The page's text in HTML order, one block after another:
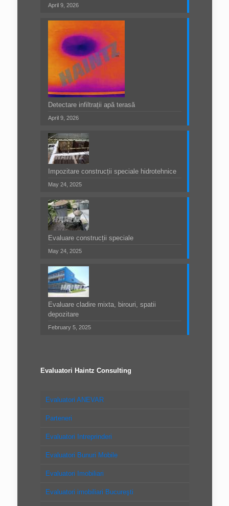
April 9, 2026
Detectare infiltrații apă terasă
April 9, 2026
Impozitare construcții speciale hidrotehnice
May 24, 2025
Evaluare construcții speciale
May 24, 2025
Evaluare cladire mixta, birouri, spatii
depozitare
February 5, 2025
Evaluatori Haintz Consulting
Evaluatori ANEVAR
Parteneri
Evaluatori Intreprinderi
Evaluatori Bunuri Mobile
Evaluatori Imobiliari
Evaluatori imobiliari Bucureşti